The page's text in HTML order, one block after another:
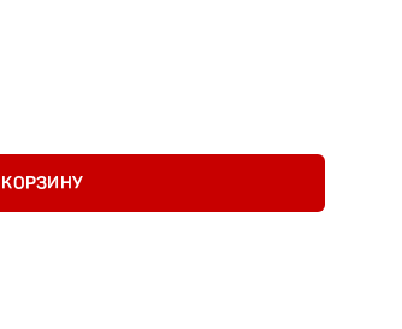
КОРЗИНУ